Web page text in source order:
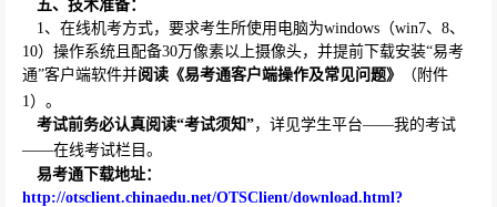
五、技术准备：
1、在线机考方式，要求考生所使用电脑为windows （win7、8、
10）操作系统且配备30万像素以上摄像头，并提前下载安装“易考
通”客户端软件并阅读《易考通客户端操作及常见问题》
（附件
1）。
考试前务必认真阅读“考试须知”，详见学生平台——我的考试
——在线考试栏目。
易考通下载地址：
http://otsclient.chinaedu.net/OTSClient/download.html?